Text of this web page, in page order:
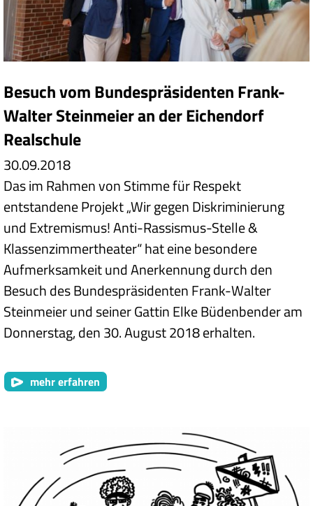
Besuch vom Bundespräsidenten Frank-
Walter Steinmeier an der Eichendorf
Realschule
30.09.2018
Das im Rahmen von Stimme für Respekt
entstandene Projekt „Wir gegen Diskriminierung
und Extremismus! Anti-Rassismus-Stelle &
Klassenzimmertheater“ hat eine besondere
Aufmerksamkeit und Anerkennung durch den
Besuch des Bundespräsidenten Frank-Walter
Steinmeier und seiner Gattin Elke Büdenbender am
Donnerstag, den 30. August 2018 erhalten.
mehr erfahren